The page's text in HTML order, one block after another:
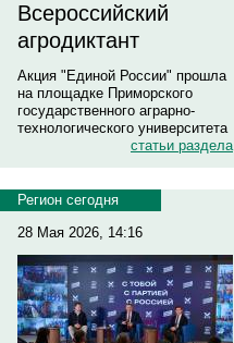
Всероссийский
агродиктант
Акция "Единой России" прошла
на площадке Приморского
государственного аграрно-
технологического университета
статьи раздела
Регион сегодня
28 Мая 2026, 14:16